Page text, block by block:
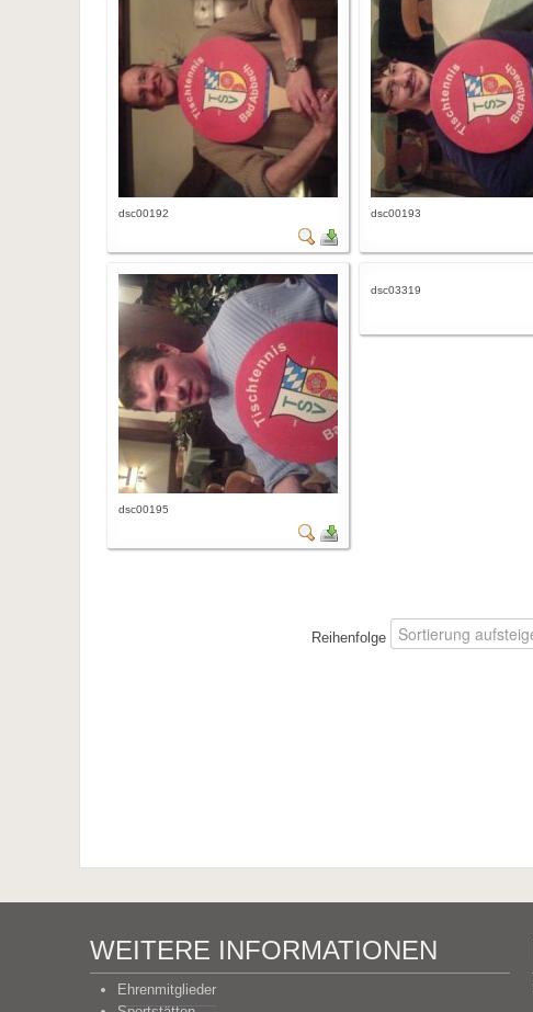
dsc00192 dsc00193
dsc00195
dsc03319
Reihenfolge
WEITERE INFORMATIONEN
Ehrenmitglieder